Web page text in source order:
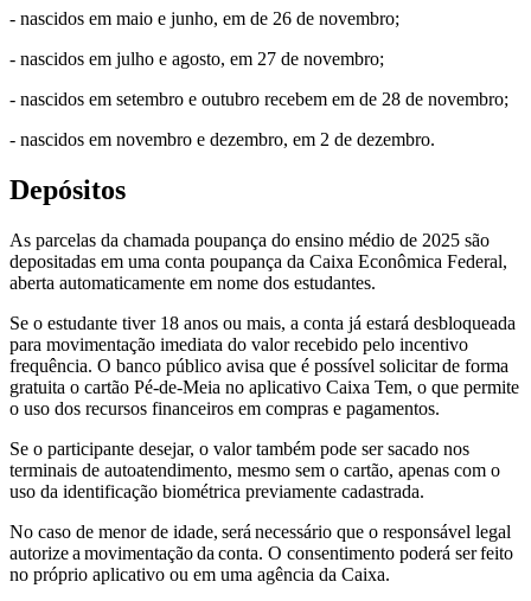
- nascidos em maio e junho, em de 26 de novembro;
- nascidos em julho e agosto, em 27 de novembro;
- nascidos em setembro e outubro recebem em de 28 de novembro;
- nascidos em novembro e dezembro, em 2 de dezembro.
Depósitos
As parcelas da chamada poupança do ensino médio de 2025 são
depositadas em uma conta poupança da Caixa Econômica Federal,
aberta automaticamente em nome dos estudantes.
Se o estudante tiver 18 anos ou mais, a conta já estará desbloqueada
para movimentação imediata do valor recebido pelo incentivo
frequência. O banco público avisa que é possível solicitar de forma
gratuita o cartão Pé-de-Meia no aplicativo Caixa Tem, o que permite
o uso dos recursos financeiros em compras e pagamentos.
Se o participante desejar, o valor também pode ser sacado nos
terminais de autoatendimento, mesmo sem o cartão, apenas com o
uso da identificação biométrica previamente cadastrada.
No caso de menor de idade, será necessário que o responsável legal
autorize a movimentação da conta. O consentimento poderá ser feito
no próprio aplicativo ou em uma agência da Caixa.